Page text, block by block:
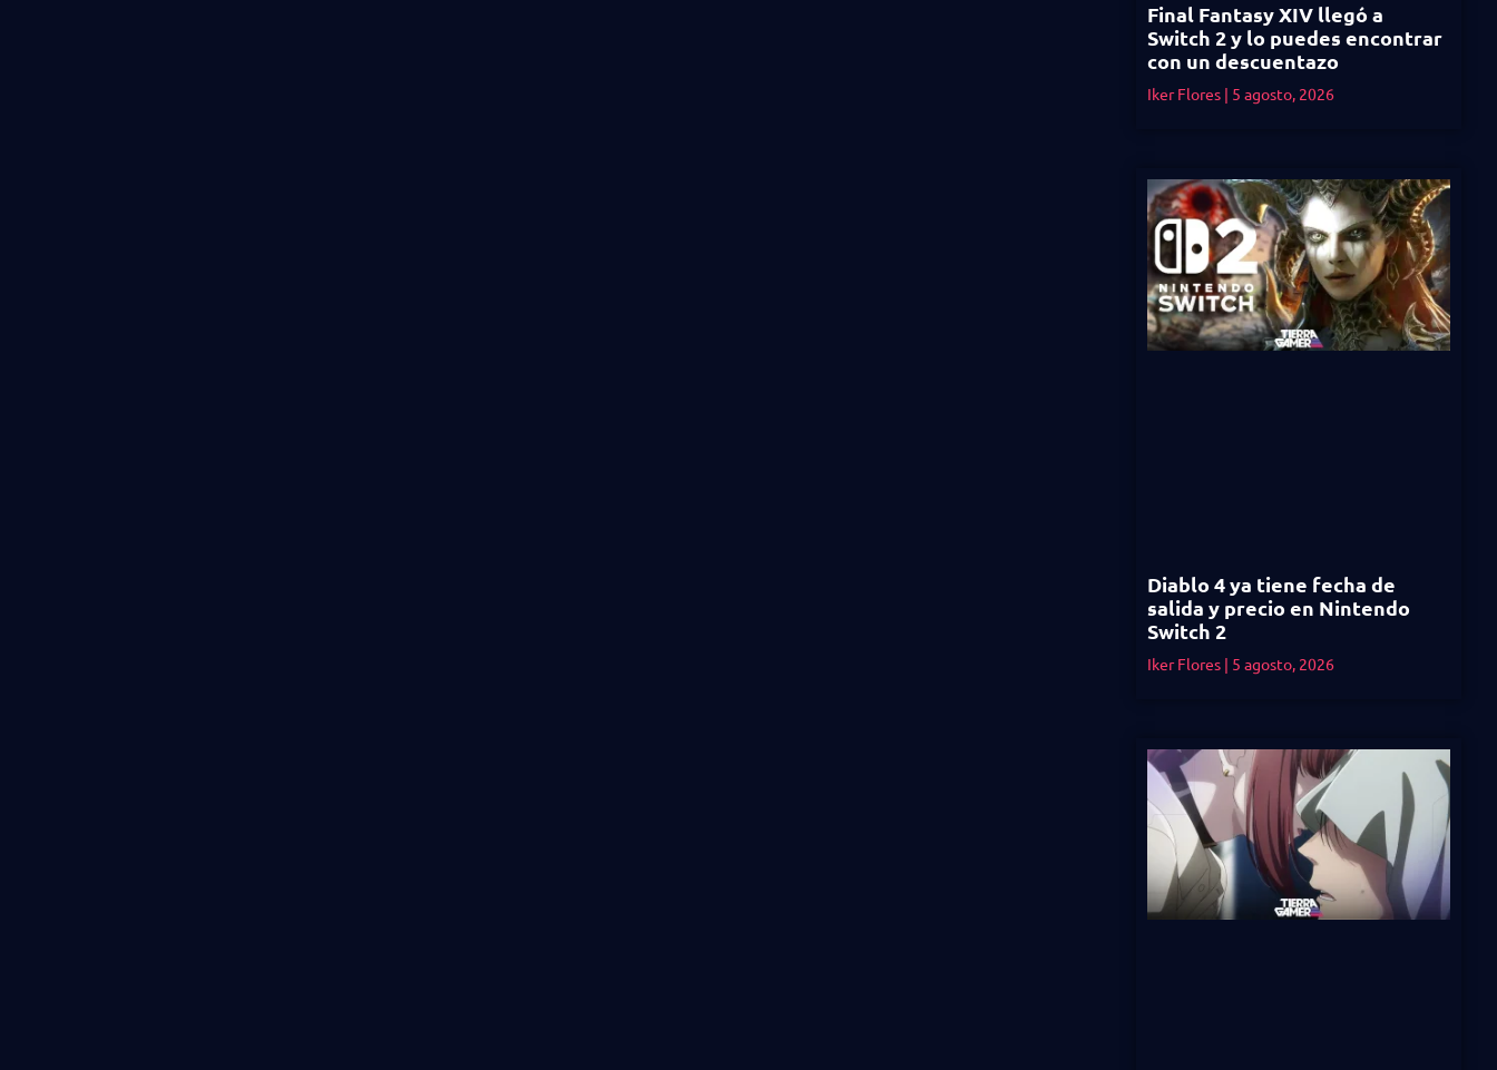
Final Fantasy XIV llegó a
Switch 2 y lo puedes encontrar
con un descuentazo
Iker Flores 5 agosto, 2026
Diablo 4 ya tiene fecha de
salida y precio en Nintendo
Switch 2
Iker Flores 5 agosto, 2026